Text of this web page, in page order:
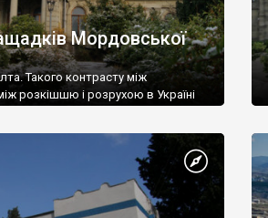
Мордовської
Такого контрасту між
розкішшю і розрухою в Україні